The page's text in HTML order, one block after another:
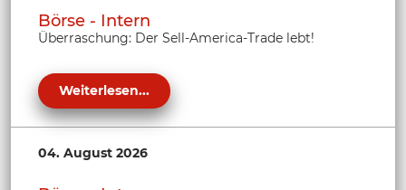
Börse - Intern
Überraschung: Der Sell-America-Trade lebt!
Weiterlesen...
04. August 2026